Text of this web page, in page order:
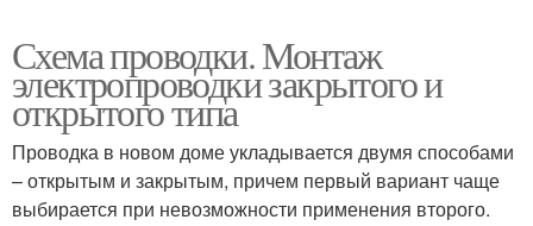
Схема проводки. Монтаж
электропроводки закрытого и
открытого типа
Проводка в новом доме укладывается двумя способами
– открытым и закрытым, причем первый вариант чаще
выбирается при невозможности применения второго.